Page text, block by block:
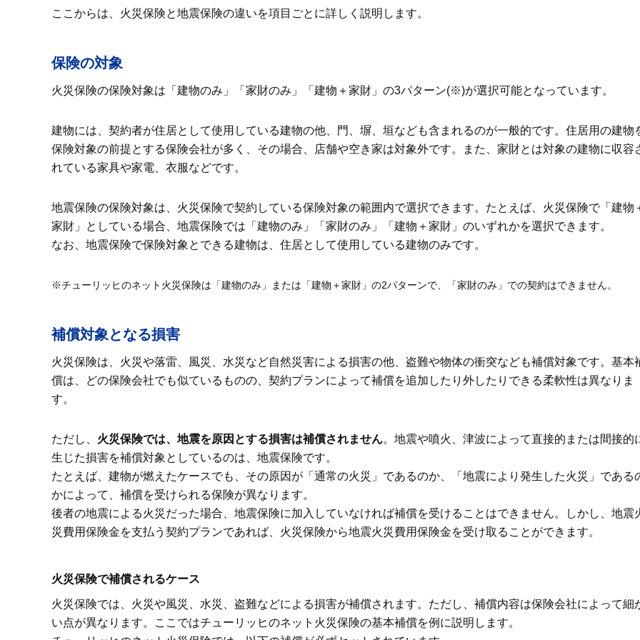
ここからは、火災保険と地震保険の違いを項目ごとに詳しく説明します。
保険の対象
火災保険の保険対象は「建物のみ」「家財のみ」「建物＋家財」の3パターン(※)が選択可能となっています。
建物には、契約者が住居として使用している建物の他、門、塀、垣なども含まれるのが一般的です。住居用の建物
保険対象の前提とする保険会社が多く、その場合、店舗や空き家は対象外です。また、家財とは対象の建物に収容
れている家具や家電、衣服などです。
地震保険の保険対象は、火災保険で契約している保険対象の範囲内で選択できます。たとえば、火災保険で「建物
家財」としている場合、地震保険では「建物のみ」「家財のみ」「建物＋家財」のいずれかを選択できます。
なお、地震保険で保険対象とできる建物は、住居として使用している建物のみです。
※チューリッヒのネット火災保険は「建物のみ」または「建物＋家財」の2パターンで、「家財のみ」での契約はできません。
補償対象となる損害
火災保険は、火災や落雷、風災、水災など自然災害による損害の他、盗難や物体の衝突なども補償対象です。基本
償は、どの保険会社でも似ているものの、契約プランによって補償を追加したり外したりできる柔軟性は異なりま
す。
ただし、 火災保険では、地震を原因とする損害は補償されません。地震や噴火、津波によって直接的または間接的
生じた損害を補償対象としているのは、地震保険です。
たとえば、建物が燃えたケースでも、その原因が「通常の火災」であるのか、「地震により発生した火災」である
かによって、補償を受けられる保険が異なります。
後者の地震による火災だった場合、地震保険に加入していなければ補償を受けることはできません。しかし、地震
災費用保険金を支払う契約プランであれば、火災保険から地震火災費用保険金を受け取ることができます。
火災保険で補償されるケース
火災保険では、火災や風災、水災、盗難などによる損害が補償されます。ただし、補償内容は保険会社によって細
い点が異なります。ここではチューリッヒのネット火災保険の基本補償を例に説明します。